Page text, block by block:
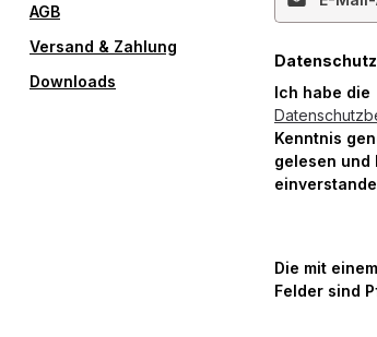
AGB
Versand & Zahlung
Downloads
Datenschutz
Ich habe die
Kenntnis
gelesen und
Die mit
Felder sind